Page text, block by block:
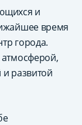
и
время
города.
атмосферой,
развитой